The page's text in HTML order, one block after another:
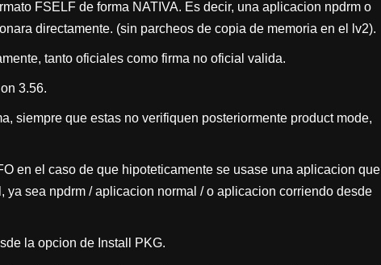
FSELF de forma NATIVA. Es decir, una aplicacion npdrm o
directamente. (sin parcheos de copia de memoria en el lv2).
tanto oficiales como firma no oficial valida.
3.56.
siempre que estas no verifiquen posteriormente product mode,
en el caso de que hipoteticamente se usase una aplicacion que
ya sea npdrm / aplicacion normal / o aplicacion corriendo desde
la opcion de Install PKG.